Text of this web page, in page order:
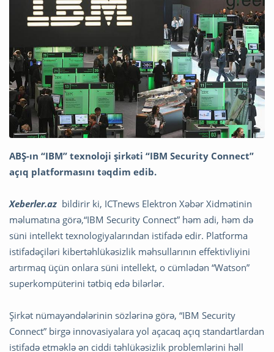
ABŞ-ın “IBM” texnoloji şirkəti “IBM Security Connect”
açıq platformasını təqdim edib.
Xeberler.az bildirir ki, ICTnews Elektron Xəbər Xidmətinin
məlumatına görə,“IBM Security Connect” həm adi, həm də
süni intellekt texnologiyalarından istifadə edir. Platforma
istifadəçiləri kibertəhlükəsizlik məhsullarının effektivliyini
artırmaq üçün onlara süni intellekt, o cümlədən “Watson”
superkompüterini tətbiq edə bilərlər.
Şirkət nümayəndələrinin sözlərinə görə, “IBM Security
Connect” birgə innovasiyalara yol açacaq açıq standartlardan
istifadə etməklə ən ciddi təhlükəsizlik problemlərini həll